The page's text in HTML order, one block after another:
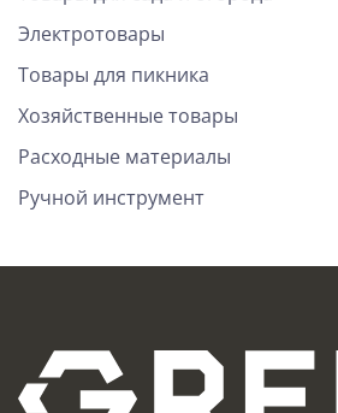
Электротовары
Товары для пикника
Хозяйственные товары
Расходные материалы
Ручной инструмент